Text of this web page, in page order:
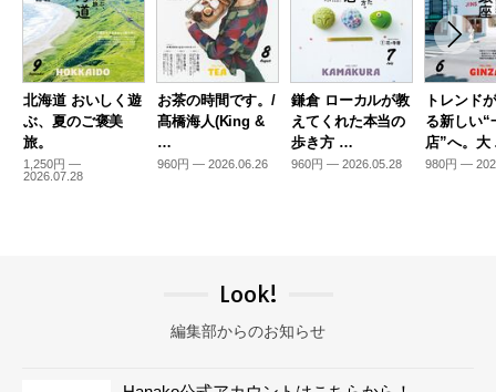
北海道 おいしく遊
ぶ、夏のご褒美
旅。
1,250円 —
2026.07.28
お茶の時間です。/
髙橋海人(King &
…
960円 — 2026.06.26
鎌倉 ローカルが教
えてくれた本当の
歩き方 …
960円 — 2026.05.28
トレンド
る新しい“
店”へ。
980円 —
Look!
編集部からのお知らせ